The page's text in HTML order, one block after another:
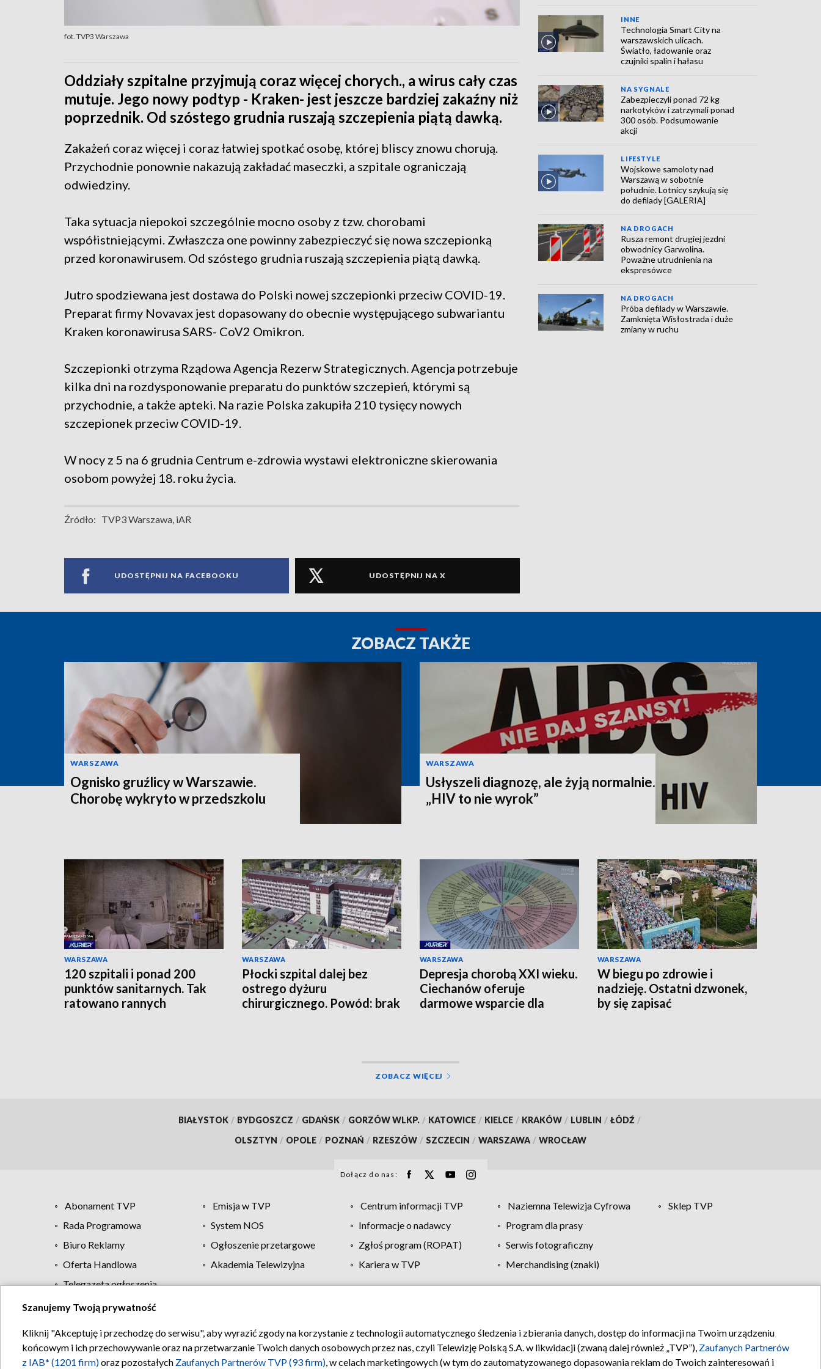
fot. TVP3 Warszawa
Oddziały szpitalne przyjmują coraz więcej chorych., a wirus cały czas
mutuje. Jego nowy podtyp - Kraken- jest jeszcze bardziej zakaźny niż
poprzednik. Od szóstego grudnia ruszają szczepienia piątą dawką.
Zakażeń coraz więcej i coraz łatwiej spotkać osobę, której bliscy znowu chorują.
Przychodnie ponownie nakazują zakładać maseczki, a szpitale ograniczają
odwiedziny.
Taka sytuacja niepokoi szczególnie mocno osoby z tzw. chorobami
współistniejącymi. Zwłaszcza one powinny zabezpieczyć się nowa szczepionką
przed koronawirusem. Od szóstego grudnia ruszają szczepienia piątą dawką.
Jutro spodziewana jest dostawa do Polski nowej szczepionki przeciw COVID-19.
Preparat firmy Novavax jest dopasowany do obecnie występującego subwariantu
Kraken koronawirusa SARS- CoV2 Omikron.
Szczepionki otrzyma Rządowa Agencja Rezerw Strategicznych. Agencja potrzebuje
kilka dni na rozdysponowanie preparatu do punktów szczepień, którymi są
przychodnie, a także apteki. Na razie Polska zakupiła 210 tysięcy nowych
szczepionek przeciw COVID-19.
W nocy z 5 na 6 grudnia Centrum e-zdrowia wystawi elektroniczne skierowania
osobom powyżej 18. roku życia.
Źródło: TVP3 Warszawa, iAR
UDOSTĘPNIJ NA FACEBOOKU UDOSTĘPNIJ NA X
INNE
Technologia Smart City na
warszawskich ulicach.
Światło, ładowanie oraz
czujniki spalin i hałasu
NA SYGNALE
Zabezpieczyli ponad 72 kg
narkotyków i zatrzymali ponad
300 osób. Podsumowanie
akcji
LIFESTYLE
Wojskowe samoloty nad
Warszawą w sobotnie
południe. Lotnicy szykują się
do defilady [GALERIA]
NA DROGACH
Rusza remont drugiej jezdni
obwodnicy Garwolina.
Poważne utrudnienia na
ekspresówce
NA DROGACH
Próba defilady w Warszawie.
Zamknięta Wisłostrada i duże
zmiany w ruchu
ZOBACZ TAKŻE
WARSZAWA
Ognisko gruźlicy w Warszawie.
Chorobę wykryto w przedszkolu
WARSZAWA
Usłyszeli diagnozę, ale żyją normalnie.
„HIV to nie wyrok”
WARSZAWA
120 szpitali i ponad 200
punktów sanitarnych. Tak
ratowano rannych
WARSZAWA
Płocki szpital dalej bez
ostrego dyżuru
chirurgicznego. Powód: brak
WARSZAWA
Depresja chorobą XXI wieku.
Ciechanów oferuje
darmowe wsparcie dla
WARSZAWA
W biegu po zdrowie i
nadzieję. Ostatni dzwonek,
by się zapisać
ZOBACZ WIĘCEJ
BIAŁYSTOK / BYDGOSZCZ / GDAŃSK / GORZÓW WLKP. / KATOWICE / KIELCE / KRAKÓW / LUBLIN / ŁÓDŹ /
OLSZTYN / OPOLE / POZNAŃ / RZESZÓW / SZCZECIN / WARSZAWA / WROCŁAW
Dołącz do nas:
Abonament TVP Emisja w TVP Centrum informacji TVP Naziemna Telewizja Cyfrowa
Sklep TVP
Rada Programowa
System NOS Informacje o nadawcy
Program dla prasy
Biuro Reklamy
Ogłoszenie przetargowe Zgłoś program (ROPAT)
Serwis fotograficzny
Oferta Handlowa
Akademia Telewizyjna Kariera w TVP
Merchandising (znaki)
Telegazeta ogłoszenia
Regulamin TVP Polityka prywatności Moje zgody Pomoc Biuro reklamy Kontakt
Szanujemy Twoją prywatność
Kliknij "Akceptuję i przechodzę do serwisu", aby wyrazić zgody na korzystanie z technologii automatycznego śledzenia i zbierania danych, dostęp do informacji na Twoim urządzeniu
końcowym i ich przechowywanie oraz na przetwarzanie Twoich danych osobowych przez nas, czyli Telewizję Polską S.A. w likwidacji (zwaną dalej również „TVP”), Zaufanych Partnerów
z IAB* (1201 firm)oraz pozostałych Zaufanych Partnerów TVP (93 firm), w celach marketingowych (w tym do zautomatyzowanego dopasowania reklam do Twoich zainteresowań i